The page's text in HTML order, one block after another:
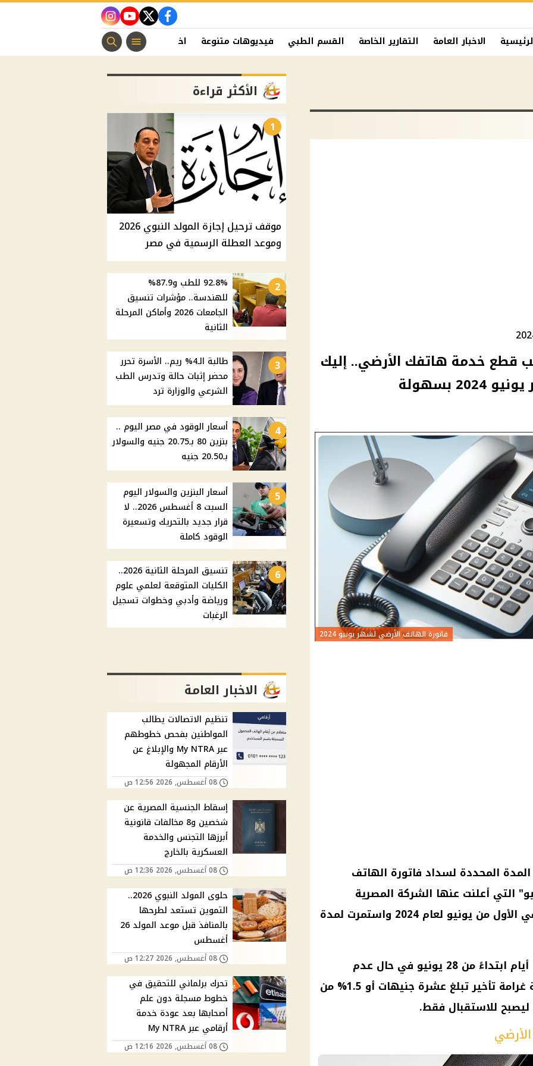
facebook
twitter
youtube
instagram
الاخبار العامة التقارير الخاصة القسم الطبي فيديوهات متنوعة اخبار الفن منوعات مسيحية
قطع خدمة هاتفك الأرضي.. إليك
بسهولة
فاتورة الهاتف الأرضي لشهر يونيو 2024
المحددة لسداد فاتورة الهاتف
التي أعلنت عنها الشركة المصرية
للاتصالات، والتي كانت قد بدأت في الأول من يونيو لعام 2024 واستمرت لمدة
سيتم تعليق الخدمة لمدة سبعة أيام ابتداءً من 28 يونيو في حال عدم
السداد، وبعدها ستفرض الشركة غرامة تأخير تبلغ عشرة جنيهات أو 1.5% من
ليصبح للاستقبال فقط.
الأكثر قراءة
1
موقف ترحيل إجازة المولد النبوي 2026
وموعد العطلة الرسمية في مصر
2
92.8% للطب و87.9%
للهندسة.. مؤشرات تنسيق
الجامعات 2026 وأماكن المرحلة
الثانية
3
طالبة الـ4% ريم.. الأسرة تحرر
محضر إثبات حالة وتدرس الطب
الشرعي والوزارة ترد
4
أسعار الوقود في مصر اليوم ..
بنزين 80 بـ20.75 جنيه والسولار
بـ20.50 جنيه
5
أسعار البنزين والسولار اليوم
السبت 8 أغسطس 2026.. لا
قرار جديد بالتحريك وتسعيرة
الوقود كاملة
6
تنسيق المرحلة الثانية 2026..
الكليات المتوقعة لعلمي علوم
ورياضة وأدبي وخطوات تسجيل
الرغبات
الاخبار العامة
تنظيم الاتصالات يطالب
المواطنين بفحص خطوطهم
عبر My NTRA والإبلاغ عن
الأرقام المجهولة
08 أغسطس, 2026 12:56 ص
إسقاط الجنسية المصرية عن
شخصين و8 مخالفات قانونية
أبرزها التجنس والخدمة
العسكرية بالخارج
08 أغسطس, 2026 12:36 ص
حلوى المولد النبوي 2026..
التموين تستعد لطرحها
بالمنافذ قبل موعد المولد 26
أغسطس
08 أغسطس, 2026 12:27 ص
تحرك برلماني للتحقيق في
خطوط مسجلة دون علم
أصحابها بعد عودة خدمة
أرقامي عبر My NTRA
08 أغسطس, 2026 12:16 ص